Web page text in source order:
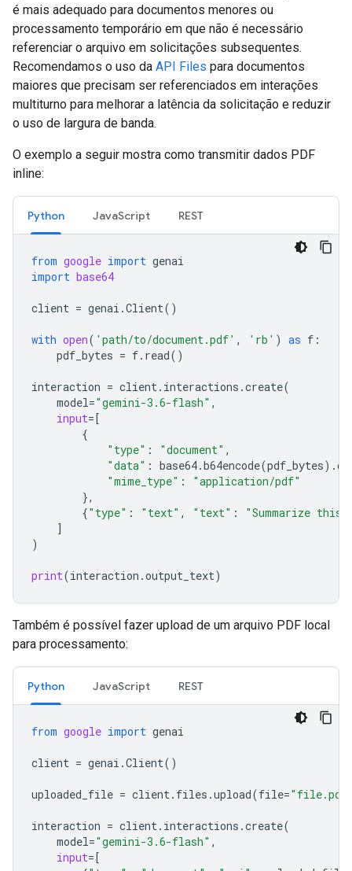
é mais adequado para documentos menores ou
processamento temporário em que não é necessário
referenciar o arquivo em solicitações subsequentes.
Recomendamos o uso da API Files para documentos
maiores que precisam ser referenciados em interações
multiturno para melhorar a latência da solicitação e reduzir
o uso de largura de banda.
O exemplo a seguir mostra como transmitir dados PDF
inline:
Python JavaScript REST
from google import genai
import base64
client = genai .Client()
with open( 'path/to/document.pdf' , 'rb' ) as f :
pdf_bytes = f. read()
interaction = client. interactions .create(
model="gemini-3.6-flash" ,
input=[
{
"type" : "document" ,
"data" : base64.b64encode(pdf_bytes) .
"mime_type" :
"application/pdf"
},
{"type" : "text" , "text" :
"Summarize this
]
)
print(interaction .output_text)
Também é possível fazer upload de um arquivo PDF local
para processamento:
Python JavaScript REST
from google import genai
client = genai .Client()
uploaded_file = client. files .upload(file=
interaction = client. interactions .create(
model="gemini-3.6-flash" ,
input=[